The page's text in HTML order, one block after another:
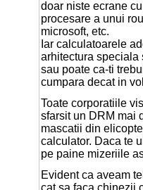
doar niste ecrane
procesare a unui
microsoft, etc.
Iar calculatoarele
arhitectura speciala
sau poate ca-ti
cumpara decat in
Toate corporatiile
sfarsit un DRM mai
mascatii din
calculator. Daca te
pe paine mizeriile
Evident ca aveam
cat sa faca chinezii